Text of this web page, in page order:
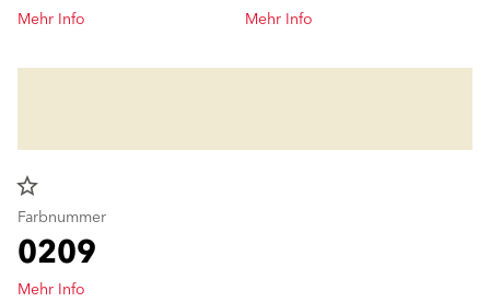
Mehr Info Mehr Info
star_border
Farbnummer
0209
Mehr Info